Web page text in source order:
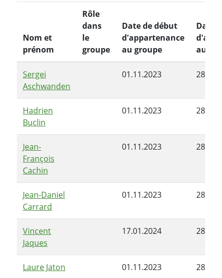
Nom et
prénom
Rôle
dans
le
groupe
Date de début
d'appartenance
au groupe
Date
au
Sergei
Aschwanden
01.11.2023
Hadrien
Buclin
01.11.2023
Jean-
François
Cachin
01.11.2023
Jean-Daniel
Carrard
01.11.2023
Vincent
Jaques
17.01.2024
Laure Jaton 01.11.2023